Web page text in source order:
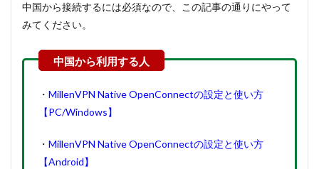
中国から接続するには必須なので、この記事の通りにやって
みてください。
・ MillenVPN Native OpenConnectの設定と使い方
【PC/Windows】
・ MillenVPN Native OpenConnectの設定と使い方
【Android】